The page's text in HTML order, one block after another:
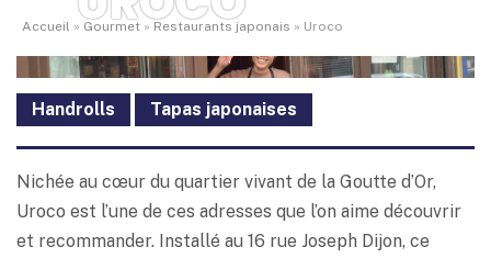
Accueil » Gourmet » Restaurants japonais » Uroco
Handrolls Tapas japonaises
Nichée au cœur du quartier vivant de la Goutte d’Or,
Uroco est l’une de ces adresses que l’on aime découvrir
et recommander. Installé au 16 rue Joseph Dijon, ce